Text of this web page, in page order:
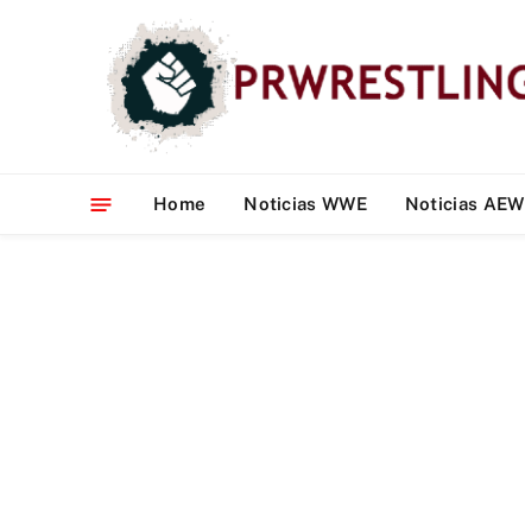
Home Noticias WWE Noticias AEW